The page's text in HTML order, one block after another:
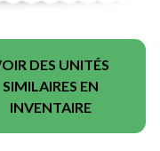
DES UNITÉS
SIMILAIRES EN
INVENTAIRE